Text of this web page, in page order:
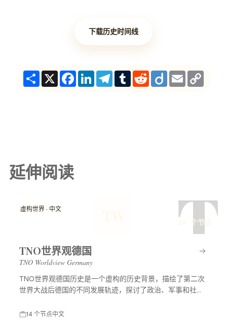
下载历史时间线
ShareX Facebook
LinkedInTelegram
TumblrRedditDiigoEmail
延伸阅读
T
虚构世界 · 中文
14 个节点
TNO世界观德国
TNO Worldview Germany
TNO世界观德国历史是一个虚构的历史背景，描绘了第二次
世界大战后德国的不同发展轨迹，探讨了政治、军事和社会
14 个节点中文